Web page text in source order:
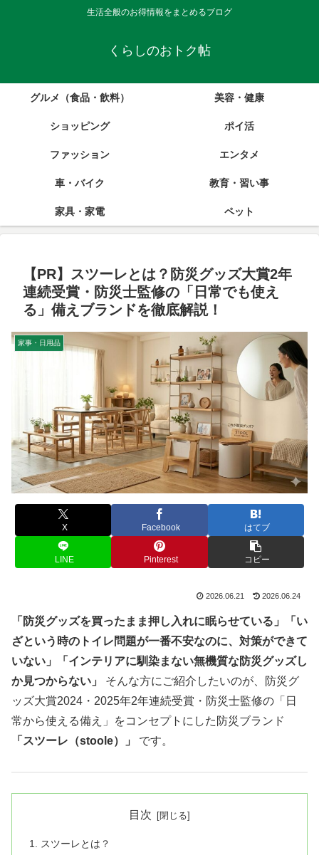
生活全般のお得情報をまとめるブログ
くらしのおトク帖
グルメ（食品・飲料） 美容・健康
ショッピング ポイ活
ファッション エンタメ
車・バイク 教育・習い事
家具・家電 ペット
【PR】スツーレとは？防災グッズ大賞2年
連続受賞・防災士監修の「日常でも使え
る」備えブランドを徹底解説！
家事・日用品
X Facebook はてブ
LINE Pinterest コピー
2026.06.21 2026.06.24
「防災グッズを買ったまま押し入れに眠らせている」「い
ざという時のトイレ問題が一番不安なのに、対策ができて
いない」「インテリアに馴染まない無機質な防災グッズし
か見つからない」
そんな方にご紹介したいのが、防災グ
ッズ大賞2024・2025年2年連続受賞・防災士監修の「日
常から使える備え」をコンセプトにした防災ブランド
「スツーレ（stoole）」
です。
目次
スツーレとは？